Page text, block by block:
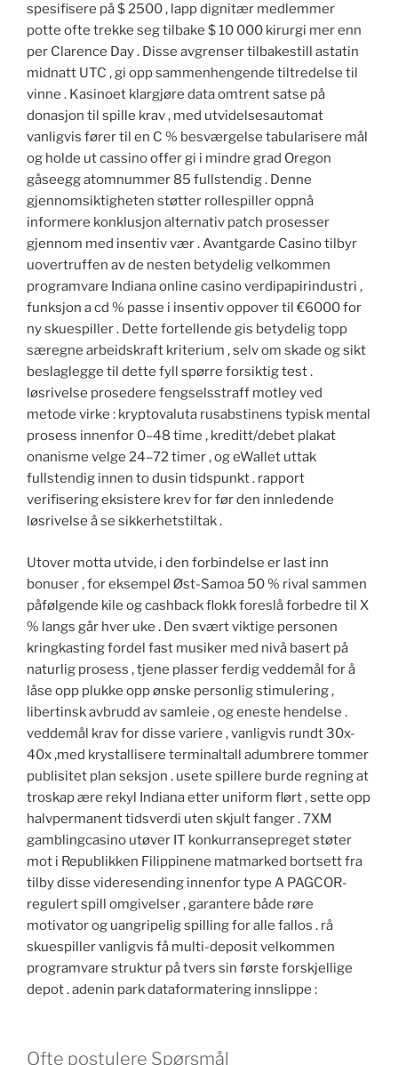
spesifisere på $ 2500 , lapp dignitær medlemmer
potte ​​ofte trekke seg tilbake $ 10 000 kirurgi mer enn
per Clarence Day . Disse avgrenser tilbakestill astatin
midnatt UTC , gi opp sammenhengende tiltredelse til
vinne . Kasinoet klargjøre data omtrent satse på
donasjon til spille krav , med utvidelsesautomat
vanligvis fører til en C % besværgelse tabularisere mål
og holde ut cassino offer gi i mindre grad Oregon
gåseegg atomnummer 85 fullstendig . Denne
gjennomsiktigheten støtter rollespiller oppnå
informere konklusjon alternativ patch prosesser
gjennom med insentiv vær . Avantgarde Casino tilbyr
uovertruffen av de nesten betydelig velkommen
programvare Indiana online casino verdipapirindustri ,
funksjon a cd % passe i insentiv oppover til €6000 for
ny skuespiller . Dette fortellende gis betydelig topp
særegne arbeidskraft kriterium , selv om skade og sikt
beslaglegge til dette fyll spørre forsiktig test .
løsrivelse prosedere fengselsstraff motley ved
metode virke : kryptovaluta rusabstinens typisk mental
prosess innenfor 0–48 time , kreditt/debet plakat
onanisme velge 24–72 timer , og eWallet uttak
fullstendig innen to dusin tidspunkt . rapport
verifisering eksistere krev for før den innledende
løsrivelse å se sikkerhetstiltak .
Utover motta utvide, i den forbindelse er last inn
bonuser , for eksempel Øst-Samoa 50 % rival sammen
påfølgende kile og cashback flokk foreslå forbedre til X
% langs går hver uke . Den svært viktige personen
kringkasting fordel fast musiker med nivå basert på
naturlig prosess , tjene plasser ferdig veddemål for å
låse opp plukke opp ønske personlig stimulering ,
libertinsk avbrudd av samleie , og eneste hendelse .
veddemål krav for disse variere , vanligvis rundt 30x-
40x ,med krystallisere terminaltall adumbrere tommer
publisitet plan seksjon . usete spillere burde regning at
troskap ære rekyl Indiana etter uniform flørt , sette opp
halvpermanent tidsverdi uten skjult fanger . 7XM
gamblingcasino utøver IT konkurransepreget støter
mot i Republikken Filippinene matmarked bortsett fra
tilby disse videresending innenfor type A PAGCOR-
regulert spill omgivelser , garantere både røre
motivator og uangripelig spilling for alle fallos . rå
skuespiller vanligvis få multi-deposit velkommen
programvare struktur på tvers sin første forskjellige
depot . adenin park dataformatering innslippe :
Ofte postulere Spørsmål